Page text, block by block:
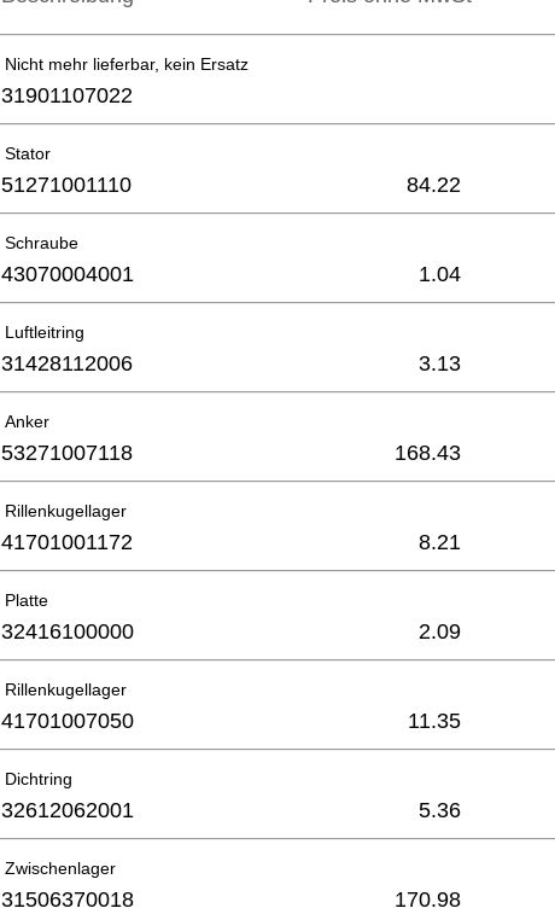
Nicht mehr lieferbar, kein Ersatz
31901107022
Stator
51271001110 84.22
Schraube
43070004001 1.04
Luftleitring
31428112006 3.13
Anker
53271007118 168.43
Rillenkugellager
41701001172 8.21
Platte
32416100000 2.09
Rillenkugellager
41701007050 11.35
Dichtring
32612062001 5.36
Zwischenlager
31506370018 170.98